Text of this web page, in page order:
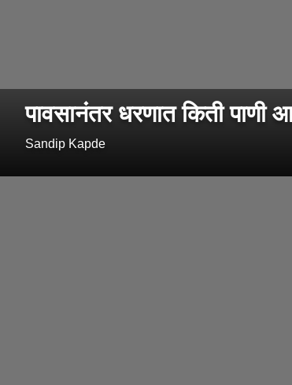
पावसानंतर धरणात किती
Sandip Kapde